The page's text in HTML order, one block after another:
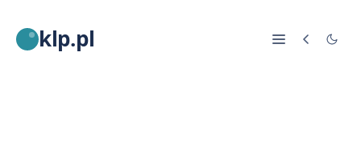
klp.pl